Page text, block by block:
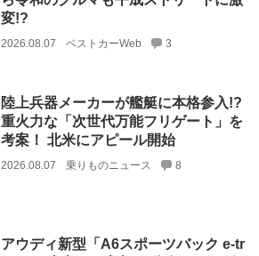
変!?
2026.08.07 ベストカーWeb 3
陸上兵器メーカーが艦艇に本格参入!?
重火力な「次世代万能フリゲート」を
考案！ 北米にアピール開始
2026.08.07 乗りものニュース 8
アウディ新型「A6スポーツバック e-tr